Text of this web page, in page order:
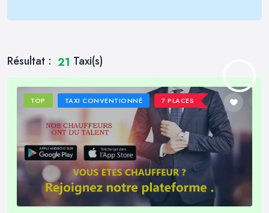
Résultat : 21 Taxi(s)
TOP TAXI CONVENTIONNÉ 7 PLACES